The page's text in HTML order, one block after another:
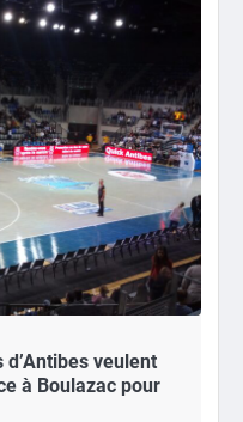
veulent
à Boulazac pour